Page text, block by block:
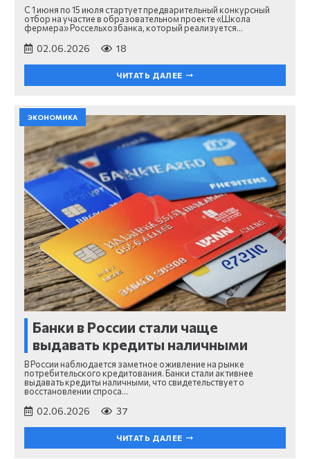
С 1 июня по 15 июля стартует предварительный конкурсный
отбор на участие в образовательном проекте «Школа
фермера» Россельхозбанка, который реализуется…
02.06.2026 18
ЧИТАТЬ ДАЛЕЕ
ЭКОНОМИКА
Банки в России стали чаще
выдавать кредиты наличными
В России наблюдается заметное оживление на рынке
потребительского кредитования. Банки стали активнее
выдавать кредиты наличными, что свидетельствует о
восстановлении спроса…
02.06.2026 37
ЧИТАТЬ ДАЛЕЕ